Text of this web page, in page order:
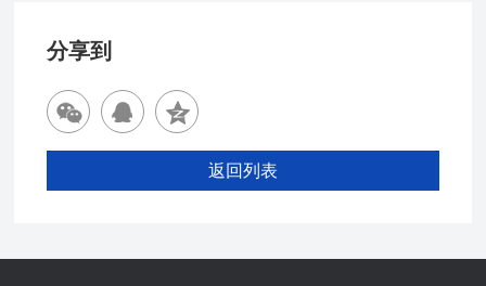
分享到
返回列表